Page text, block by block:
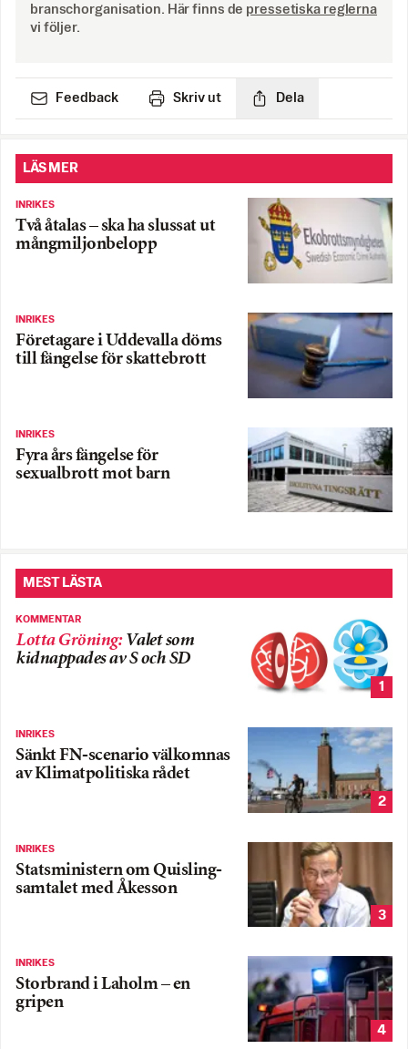
branschorganisation. Här finns de pressetiska reglerna
vi följer.
Feedback Skriv ut Dela
LÄS MER
INRIKES
Två åtalas – ska ha slussat ut
mångmiljonbelopp
INRIKES
Företagare i Uddevalla döms
till fängelse för skattebrott
INRIKES
Fyra års fängelse för
sexualbrott mot barn
MEST LÄSTA
KOMMENTAR
Lotta Gröning: Valet som
kidnappades av S och SD
1
INRIKES
Sänkt FN-scenario välkomnas
av Klimatpolitiska rådet
2
INRIKES
Statsministern om Quisling-
samtalet med Åkesson
3
INRIKES
Storbrand i Laholm – en
gripen
4